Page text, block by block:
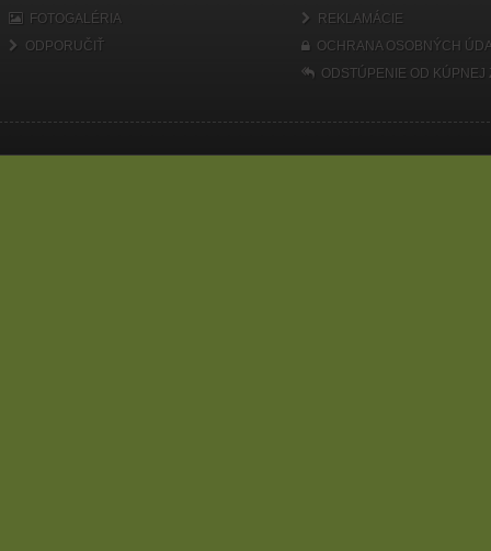
FOTOGALÉRIA
ODPORUČIŤ
REKLAMÁCIE
OCHRANA OSOBNÝCH
ODSTÚPENIE OD KÚPNEJ